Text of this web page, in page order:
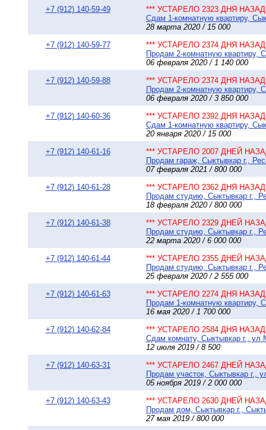
+7 (912) 140-59-49
*** УСТАРЕЛО 2323 ДНЯ НАЗАД
Сдам 1-комнатную квартиру,
28 марта 2020 / 15 000
+7 (912) 140-59-77
*** УСТАРЕЛО 2374 ДНЯ НАЗАД
Продам 2-комнатную квартиру,
06 февраля 2020 / 1 140 000
+7 (912) 140-59-88
*** УСТАРЕЛО 2374 ДНЯ НАЗАД
Продам 2-комнатную квартиру,
06 февраля 2020 / 3 850 000
+7 (912) 140-60-36
*** УСТАРЕЛО 2392 ДНЯ НАЗАД
Сдам 1-комнатную квартиру,
20 января 2020 / 15 000
+7 (912) 140-61-16
*** УСТАРЕЛО 2007 ДНЕЙ
Продам гараж, Сыктывкар г.,
07 февраля 2021 / 800 000
+7 (912) 140-61-28
*** УСТАРЕЛО 2362 ДНЯ НАЗАД
Продам студию, Сыктывкар г.,
18 февраля 2020 / 800 000
+7 (912) 140-61-38
*** УСТАРЕЛО 2329 ДНЕЙ
Продам студию, Сыктывкар г.,
22 марта 2020 / 6 000 000
+7 (912) 140-61-44
*** УСТАРЕЛО 2355 ДНЕЙ
Продам студию, Сыктывкар г.,
25 февраля 2020 / 2 555 000
+7 (912) 140-61-63
*** УСТАРЕЛО 2274 ДНЯ НАЗАД
Продам 1-комнатную квартиру,
16 мая 2020 / 1 700 000
+7 (912) 140-62-84
*** УСТАРЕЛО 2584 ДНЯ НАЗАД
Сдам комнату, Сыктывкар г., ул
12 июля 2019 / 8 500
+7 (912) 140-63-31
*** УСТАРЕЛО 2467 ДНЕЙ
Продам участок, Сыктывкар г.,
05 ноября 2019 / 2 000 000
+7 (912) 140-63-43
*** УСТАРЕЛО 2630 ДНЕЙ
Продам дом, Сыктывкар г.,
27 мая 2019 / 800 000